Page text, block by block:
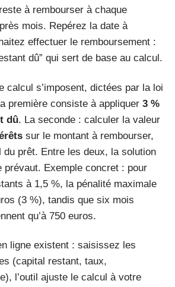
à rembourser à chaque
mois. Repérez la date à
effectuer le remboursement :
dû” qui sert de base au calcul.
calcul s’imposent, dictées par la loi
première consiste à appliquer 3 %
dû. La seconde : calculer la valeur
sur le montant à rembourser,
prêt. Entre les deux, la solution
prévaut. Exemple concret : pour
à 1,5 %, la pénalité maximale
(3 %), tandis que six mois
qu’à 750 euros.
ligne existent : saisissez les
(capital restant, taux,
l’outil ajuste le calcul à votre